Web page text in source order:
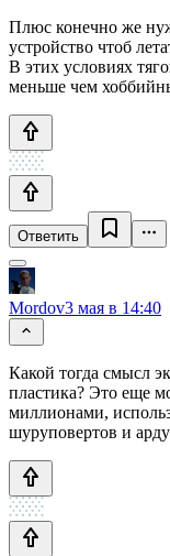
Плюс конечно же
устройство чтоб
В этих условиях
меньше чем
Ответить
Mordov3 мая в 14:40
Какой тогда смысл
пластика? Это еще
миллионами,
шуруповертов и